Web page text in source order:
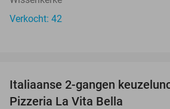
Verkocht: 42
Italiaanse 2-gangen
Pizzeria La Vita Bella